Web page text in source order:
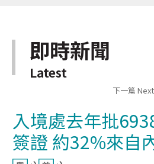
即時新聞
Latest
下一篇 Next
入境處去年批
簽證 約32%來自